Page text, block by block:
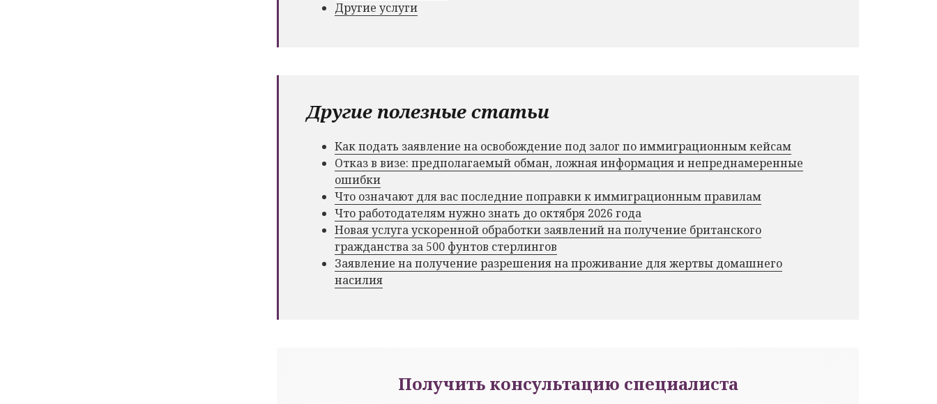
Другие услуги
Другие полезные статьи
Как подать заявление на освобождение под залог по иммиграционным кейсам
Отказ в визе: предполагаемый обман, ложная информация и непреднамеренные
ошибки
Что означают для вас последние поправки к иммиграционным правилам
Что работодателям нужно знать до октября 2026 года
Новая услуга ускоренной обработки заявлений на получение британского
гражданства за 500 фунтов стерлингов
Заявление на получение разрешения на проживание для жертвы домашнего
насилия
Получить консультацию специалиста